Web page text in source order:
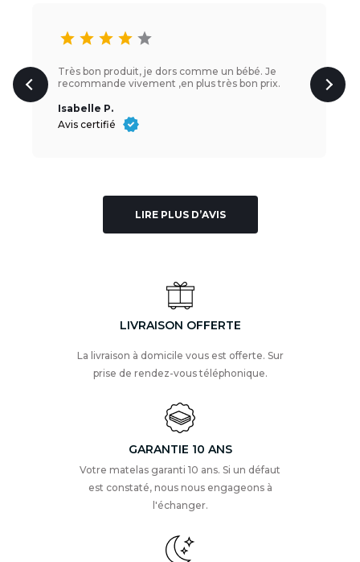
star star star star star
Très bon produit, je dors comme un bébé. Je
recommande vivement ,en plus très bon prix.
Isabelle P.
Avis certifié
LIRE PLUS D’AVIS
LIVRAISON OFFERTE
La livraison à domicile vous est offerte. Sur
prise de rendez-vous téléphonique.
GARANTIE 10 ANS
Votre matelas garanti 10 ans. Si un défaut
est constaté, nous nous engageons à
l'échanger.